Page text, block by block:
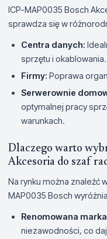
ICP-MAP0035 Bosch
sprawdza się w
Centra danych:
sprzętu i okablowania.
Firmy: Poprawa
Serwerownie
optymalnej pracy
warunkach.
Dlaczego warto
Akcesoria do szaf
Na rynku można znaleźć
MAP0035 Bosch
Renomowana
niezawodności, co